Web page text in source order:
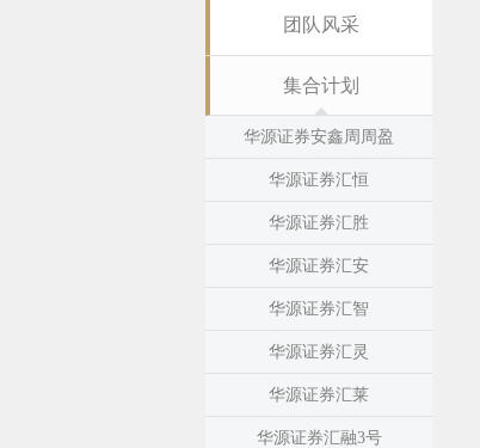
团队风采
集合计划
华源证券安鑫周周盈
华源证券汇恒
华源证券汇胜
华源证券汇安
华源证券汇智
华源证券汇灵
华源证券汇莱
华源证券汇融3号